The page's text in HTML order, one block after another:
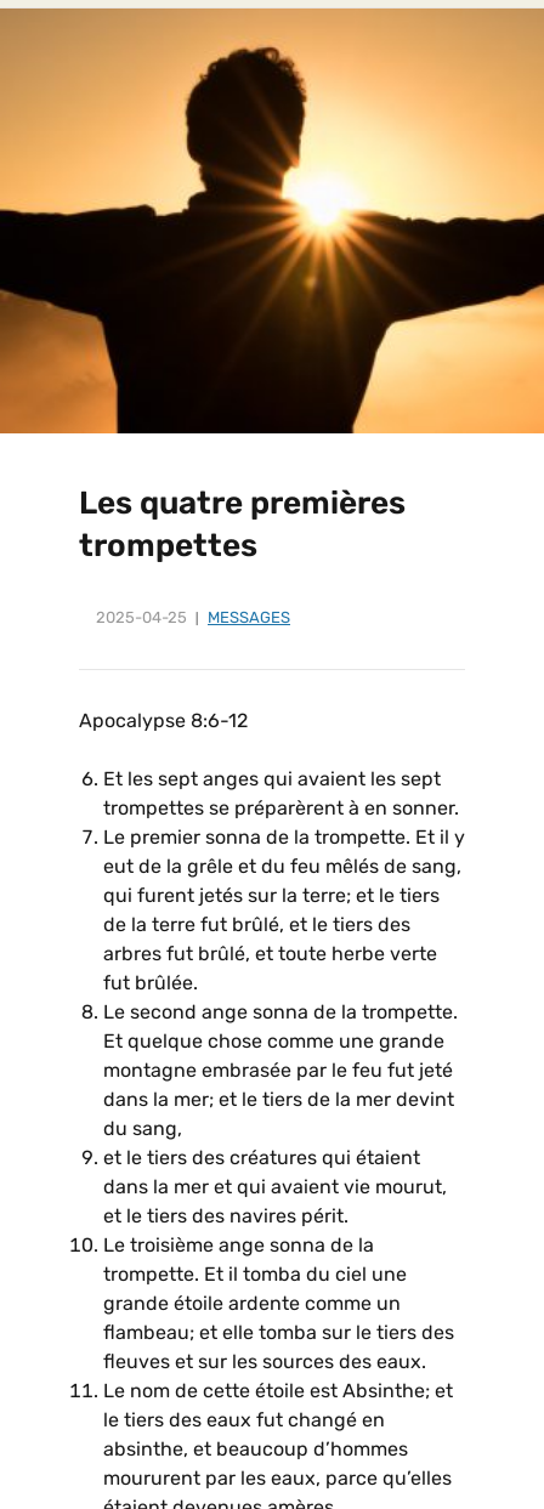
Les quatre premières
trompettes
2025-04-25 MESSAGES
Apocalypse 8:6-12
Et les sept anges qui avaient les sept
trompettes se préparèrent à en sonner.
Le premier sonna de la trompette. Et il y
eut de la grêle et du feu mêlés de sang,
qui furent jetés sur la terre; et le tiers
de la terre fut brûlé, et le tiers des
arbres fut brûlé, et toute herbe verte
fut brûlée.
Le second ange sonna de la trompette.
Et quelque chose comme une grande
montagne embrasée par le feu fut jeté
dans la mer; et le tiers de la mer devint
du sang,
et le tiers des créatures qui étaient
dans la mer et qui avaient vie mourut,
et le tiers des navires périt.
Le troisième ange sonna de la
trompette. Et il tomba du ciel une
grande étoile ardente comme un
flambeau; et elle tomba sur le tiers des
fleuves et sur les sources des eaux.
Le nom de cette étoile est Absinthe; et
le tiers des eaux fut changé en
absinthe, et beaucoup d’hommes
moururent par les eaux, parce qu’elles